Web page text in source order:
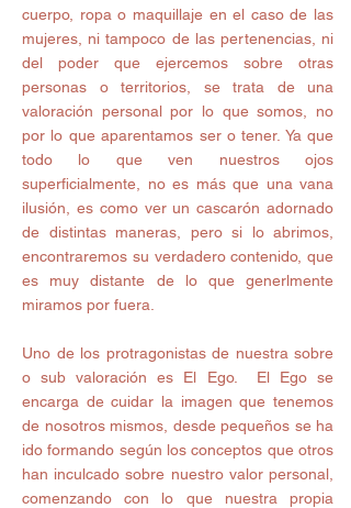
cuerpo, ropa o maquillaje en el caso de las
mujeres, ni tampoco de las pertenencias, ni
del poder que ejercemos sobre otras
personas o territorios, se trata de una
valoración personal por lo que somos, no
por lo que aparentamos ser o tener. Ya que
todo lo que ven nuestros ojos
superficialmente, no es más que una vana
ilusión, es como ver un cascarón adornado
de distintas maneras, pero si lo abrimos,
encontraremos su verdadero contenido, que
es muy distante de lo que generlmente
miramos por fuera.
Uno de los protragonistas de nuestra sobre
o sub valoración es El Ego.  El Ego se
encarga de cuidar la imagen que tenemos
de nosotros mismos, desde pequeños se ha
ido formando según los conceptos que otros
han inculcado sobre nuestro valor personal,
comenzando con lo que nuestra propia